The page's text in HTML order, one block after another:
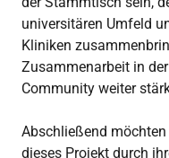
universitären Umfeld
Kliniken
Zusammenarbeit in
Community weiter
Abschließend
dieses Projekt durch